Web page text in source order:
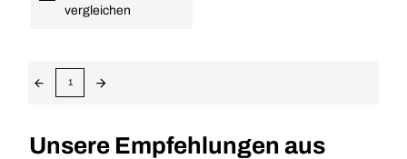
vergleichen
1
Unsere Empfehlungen aus